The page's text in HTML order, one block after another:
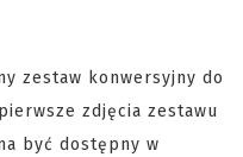
zestaw konwersyjny do
zdjęcia zestawu
być dostępny w